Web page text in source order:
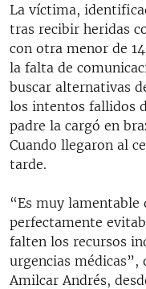
La víctima,
tras recibir heridas
con otra menor de
la falta de
buscar alternativas
los intentos fallidos
padre la cargó en
Cuando llegaron al
tarde.
“Es muy lamentable
perfectamente
falten los recursos
urgencias
Amilcar Andrés,